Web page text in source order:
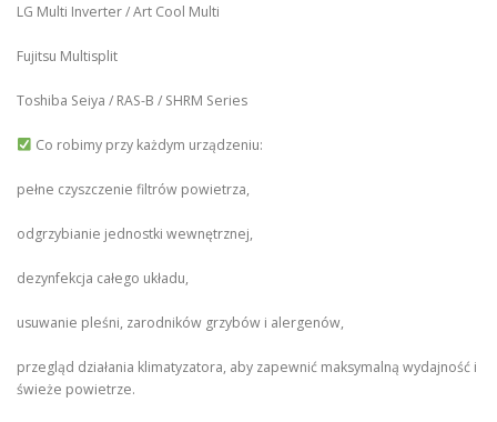
LG Multi Inverter / Art Cool Multi
Fujitsu Multisplit
Toshiba Seiya / RAS-B / SHRM Series
Co robimy przy każdym urządzeniu:
pełne czyszczenie filtrów powietrza,
odgrzybianie jednostki wewnętrznej,
dezynfekcja całego układu,
usuwanie pleśni, zarodników grzybów i alergenów,
przegląd działania klimatyzatora, aby zapewnić maksymalną wydajność i
świeże powietrze.